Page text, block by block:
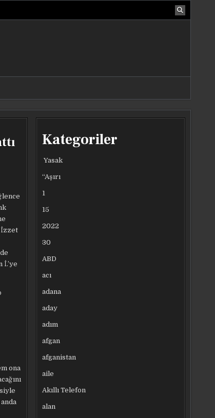
İzzet
ona
Kategoriler
Yasak
“Aşırı
1
15
2022
30
ABD
acı
adana
aday
adım
afgan
afganistan
aile
Akıllı Telefon
alan